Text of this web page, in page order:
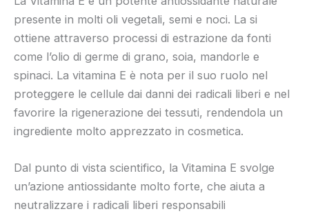
presente in molti oli vegetali, semi e noci. La si
ottiene attraverso processi di estrazione da fonti
come l’olio di germe di grano, soia, mandorle e
spinaci. La vitamina E è nota per il suo ruolo nel
proteggere le cellule dai danni dei radicali liberi e nel
favorire la rigenerazione dei tessuti, rendendola un
ingrediente molto apprezzato in cosmetica.
Dal punto di vista scientifico, la Vitamina E svolge
un’azione antiossidante molto forte, che aiuta a
neutralizzare i radicali liberi responsabili